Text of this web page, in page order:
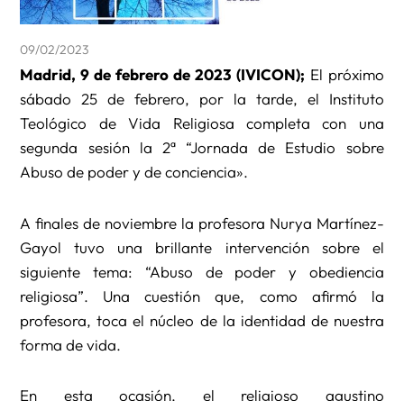
09/02/2023
Madrid, 9 de febrero de 2023 (IVICON); El próximo
sábado 25 de febrero, por la tarde, el Instituto
Teológico de Vida Religiosa completa con una
segunda sesión la 2ª “Jornada de Estudio sobre
Abuso de poder y de conciencia».
A finales de noviembre la profesora Nurya Martínez-
Gayol tuvo una brillante intervención sobre el
siguiente tema: “Abuso de poder y obediencia
religiosa”. Una cuestión que, como afirmó la
profesora, toca el núcleo de la identidad de nuestra
forma de vida.
En esta ocasión, el religioso agustino